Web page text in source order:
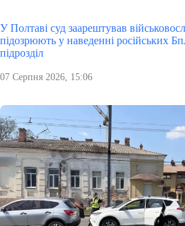
У Полтаві суд заарештував
підозрюють у наведенні російських
підрозділ
07 Серпня 2026, 15:06